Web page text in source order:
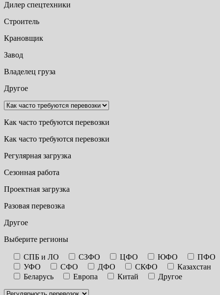
Дилер спецтехники
Строитель
Крановщик
Завод
Владелец груза
Другое
Как часто требуются перевозки
Как часто требуются перевозки
Регулярная загрузка
Сезонная работа
Проектная загрузка
Разовая перевозка
Другое
Выберите регионы
СПБ и ЛО СЗФО ЦФО ЮФО
ПФО
УФО
СФО ДФО СКФО
Казахстан
Беларусь
Европа Китай Другое